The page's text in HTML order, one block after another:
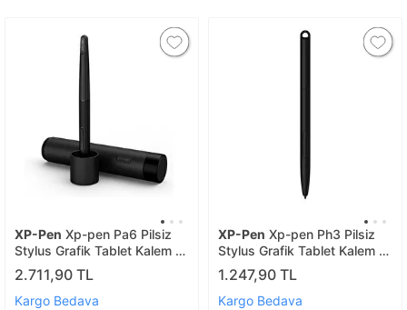
XP-Pen Xp-pen Pa6 Pilsiz
Stylus Grafik Tablet Kalem -
Artist 22 2nd Ve Artist 24
Uyumlu
2.711,90 TL
Kargo Bedava
XP-Pen Xp-pen Ph3 Pilsiz
Stylus Grafik Tablet Kalem -
Star G960, Star G960s
Uyumlu
1.247,90 TL
Kargo Bedava